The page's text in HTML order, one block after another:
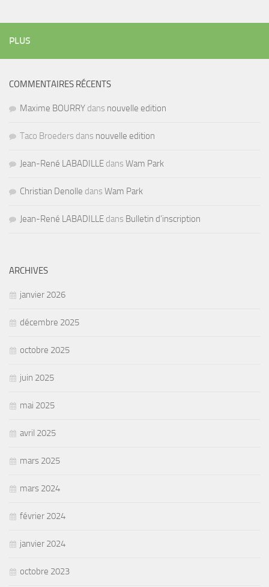
PLUS
COMMENTAIRES RÉCENTS
Maxime BOURRY dans nouvelle edition
Taco Broeders dans nouvelle edition
Jean-René LABADILLE dans Wam Park
Christian Denolle dans Wam Park
Jean-René LABADILLE dans Bulletin d’inscription
ARCHIVES
janvier 2026
décembre 2025
octobre 2025
juin 2025
mai 2025
avril 2025
mars 2025
mars 2024
février 2024
janvier 2024
octobre 2023